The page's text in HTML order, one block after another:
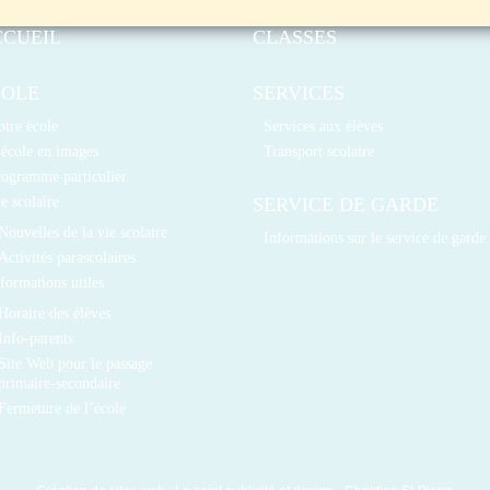
école
en images
particulier
scolaire
Nouvelles de la vie scolaire
Activités parascolaires
utiles
Horaire des élèves
Info-parents
Site Web pour le passage
primaire-secondaire.
Fermeture de l’école
CLASSES
SERVICES
Services aux élèves
Transport scolaire
SERVICE DE GARDE
Informations sur le service de garde